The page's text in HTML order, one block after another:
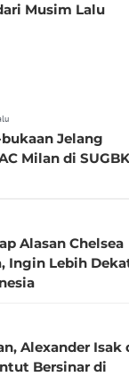
Musim Lalu
Jelang
Milan di SUGBK
Alasan Chelsea
Ingin Lebih
Alexander Isak
Bersinar di